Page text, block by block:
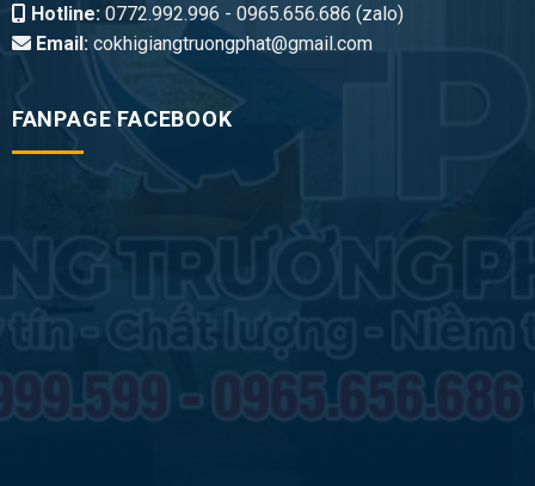
Hotline:0772.992.996 - 0965.656.686 (zalo)
Email:cokhigiangtruongphat@gmail.com
FANPAGE FACEBOOK